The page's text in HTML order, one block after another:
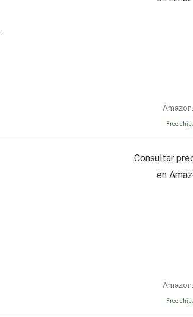
Free
Consultar
en
Free